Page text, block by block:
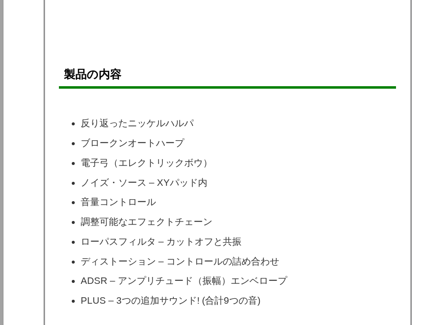
製品の内容
反り返ったニッケルハルパ
ブロークンオートハープ
電子弓（エレクトリックボウ）
ノイズ・ソース – XYパッド内
音量コントロール
調整可能なエフェクトチェーン
ローパスフィルタ – カットオフと共振
ディストーション – コントロールの詰め合わせ
ADSR – アンプリチュード（振幅）エンベロープ
PLUS – 3つの追加サウンド! (合計9つの音)